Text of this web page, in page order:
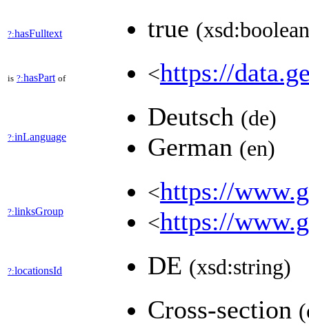
?:hasFulltext true
is ?:hasPart of <https://
?:inLanguage
Deutsch (de)
German (en)
?:linksGroup
<https://
<https://
?:locationsId DE (xsd:string)
Cross-section